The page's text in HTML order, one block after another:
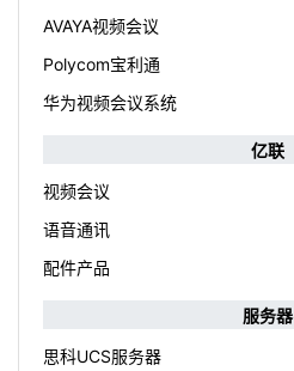
AVAYA视频会议
Polycom宝利通
华为视频会议系统
亿联
视频会议
语音通讯
配件产品
服务器
思科UCS服务器